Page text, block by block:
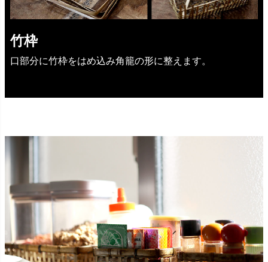
竹枠
口部分に竹枠をはめ込み角籠の形に整えます。